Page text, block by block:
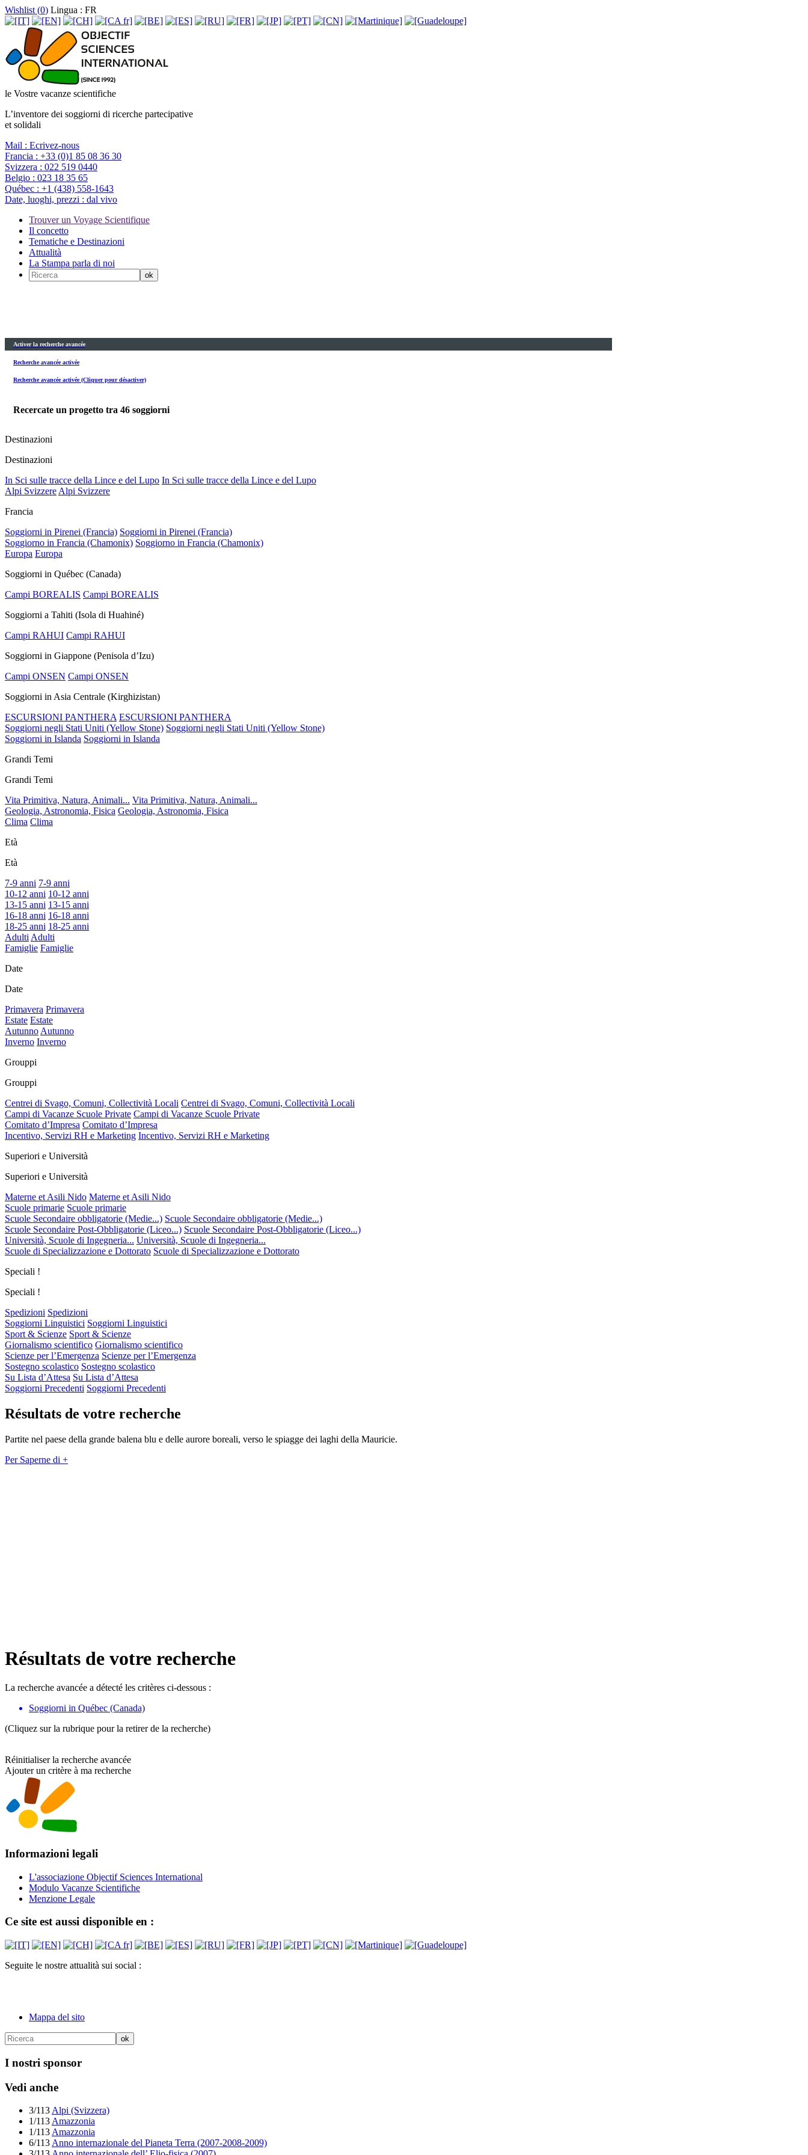
Wishlist (0) Lingua : FR
le Vostre vacanze scientifiche
L’inventore dei soggiorni di ricerche partecipative
et solidali
Mail : Ecrivez-nous
Francia : +33 (0)1 85 08 36 30
Svizzera : 022 519 0440
Belgio : 023 18 35 65
Québec : +1 (438) 558-1643
Date, luoghi, prezzi : dal vivo
Trouver un Voyage Scientifique
Il concetto
Tematiche e Destinazioni
Attualità
La Stampa parla di noi
Activer la recherche avancée
Recherche avancée activée
Recherche avancée activée (Cliquer pour désactiver)
Recercate un progetto tra 46 soggiorni
Destinazioni
Destinazioni
In Sci sulle tracce della Lince e del Lupo In Sci sulle tracce della Lince e del Lupo
Alpi SvizzereAlpi Svizzere
Francia
Soggiorni in Pirenei (Francia) Soggiorni in Pirenei (Francia)
Soggiorno in Francia (Chamonix) Soggiorno in Francia (Chamonix)
Europa Europa
Soggiorni in Québec (Canada)
Campi BOREALIS Campi BOREALIS
Soggiorni a Tahiti (Isola di Huahiné)
Campi RAHUI Campi RAHUI
Soggiorni in Giappone (Penisola d’Izu)
Campi ONSEN Campi ONSEN
Soggiorni in Asia Centrale (Kirghizistan)
ESCURSIONI PANTHERA ESCURSIONI PANTHERA
Soggiorni negli Stati Uniti (Yellow Stone) Soggiorni negli Stati Uniti (Yellow Stone)
Soggiorni in Islanda Soggiorni in Islanda
Grandi Temi
Grandi Temi
Vita Primitiva, Natura, Animali... Vita Primitiva, Natura, Animali...
Geologia, Astronomia, Fisica Geologia, Astronomia, Fisica
Clima Clima
Età
Età
7-9 anni 7-9 anni
10-12 anni 10-12 anni
13-15 anni 13-15 anni
16-18 anni 16-18 anni
18-25 anni 18-25 anni
AdultiAdulti
Famiglie Famiglie
Date
Date
Primavera Primavera
Estate Estate
AutunnoAutunno
Inverno Inverno
Grouppi
Grouppi
Centrei di Svago, Comuni, Collectività Locali Centrei di Svago, Comuni, Collectività Locali
Campi di Vacanze Scuole Private Campi di Vacanze Scuole Private
Comitato d’Impresa Comitato d’Impresa
Incentivo, Servizi RH e Marketing Incentivo, Servizi RH e Marketing
Superiori e Università
Superiori e Università
Materne et Asili Nido Materne et Asili Nido
Scuole primarie Scuole primarie
Scuole Secondaire obbligatorie (Medie...) Scuole Secondaire obbligatorie (Medie...)
Scuole Secondaire Post-Obbligatorie (Liceo...) Scuole Secondaire Post-Obbligatorie (Liceo...)
Università, Scuole di Ingegneria... Università, Scuole di Ingegneria...
Scuole di Specializzazione e Dottorato Scuole di Specializzazione e Dottorato
Speciali !
Speciali !
Spedizioni Spedizioni
Soggiorni Linguistici Soggiorni Linguistici
Sport & Scienze Sport & Scienze
Giornalismo scientifico Giornalismo scientifico
Scienze per l’Emergenza Scienze per l’Emergenza
Sostegno scolastico Sostegno scolastico
Su Lista d’Attesa Su Lista d’Attesa
Soggiorni Precedenti Soggiorni Precedenti
Résultats de votre recherche
Partite nel paese della grande balena blu e delle aurore boreali, verso le spiagge dei laghi della Mauricie.
Per Saperne di +
Résultats de votre recherche
La recherche avancée a détecté les critères ci-dessous :
Soggiorni in Québec (Canada)
(Cliquez sur la rubrique pour la retirer de la recherche)
Réinitialiser la recherche avancée
Ajouter un critère à ma recherche
Informazioni legali
L'associazione Objectif Sciences International
Modulo Vacanze Scientifiche
Menzione Legale
Ce site est aussi disponible en :
Seguite le nostre attualità sui social :
Mappa del sito
I nostri sponsor
Vedi anche
3/113 Alpi (Svizzera)
1/113 Amazzonia
1/113 Amazzonia
6/113 Anno internazionale del Pianeta Terra (2007-2008-2009)